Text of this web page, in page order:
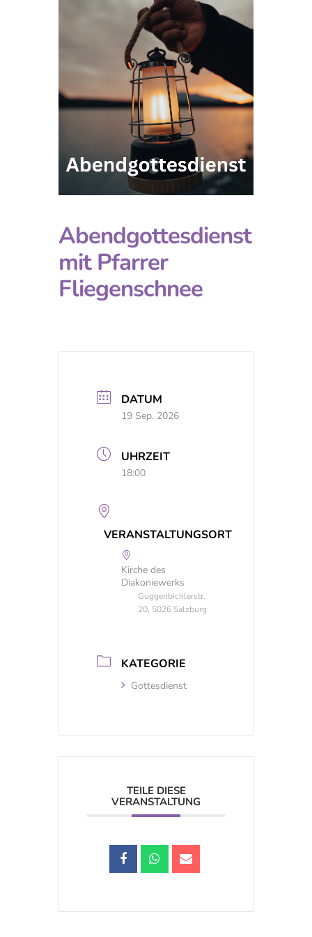
Abendgottesdienst
mit Pfarrer
Fliegenschnee
DATUM
19 Sep. 2026
UHRZEIT
18:00
VERANSTALTUNGSORT
Kirche des
Diakoniewerks
Guggenbichlerstr.
20, 5026 Salzburg
KATEGORIE
Gottesdienst
TEILE DIESE
VERANSTALTUNG